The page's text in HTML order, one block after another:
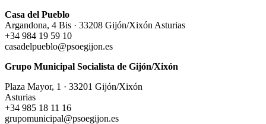
Casa del Pueblo
Argandona, 4 Bis · 33208 Gijón/Xixón Asturias
+34 984 19 59 10
casadelpueblo@psoegijon.es
Grupo Municipal Socialista de Gijón/Xixón
Plaza Mayor, 1 · 33201 Gijón/Xixón
Asturias
+34 985 18 11 16
grupomunicipal@psoegijon.es